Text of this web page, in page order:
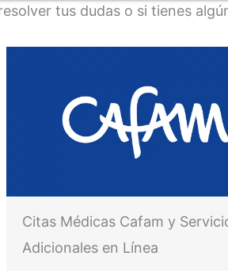
tus dudas o si tienes
Citas Médicas Cafam y
Adicionales en Línea